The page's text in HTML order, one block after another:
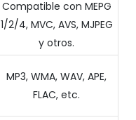
Compatible con MEPG
1/2/4, MVC, AVS, MJPEG
y otros.
MP3, WMA, WAV, APE,
FLAC, etc.